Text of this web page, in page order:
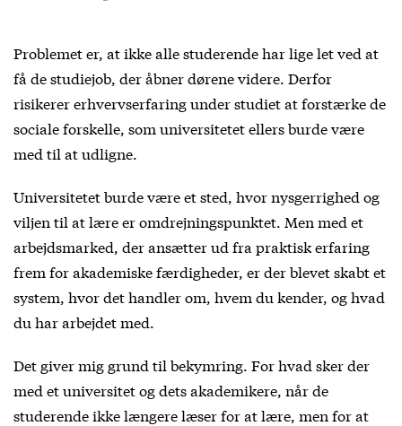
Problemet er, at ikke alle studerende har lige let ved at
få de studiejob, der åbner dørene videre. Derfor
risikerer erhvervserfaring under studiet at forstærke de
sociale forskelle, som universitetet ellers burde være
med til at udligne.
Universitetet burde være et sted, hvor nysgerrighed og
viljen til at lære er omdrejningspunktet. Men med et
arbejdsmarked, der ansætter ud fra praktisk erfaring
frem for akademiske færdigheder, er der blevet skabt et
system, hvor det handler om, hvem du kender, og hvad
du har arbejdet med.
Det giver mig grund til bekymring. For hvad sker der
med et universitet og dets akademikere, når de
studerende ikke længere læser for at lære, men for at